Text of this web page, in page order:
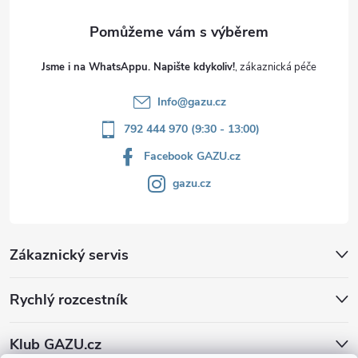
Jsme i na WhatsAppu. Napište kdykoliv!
Info@gazu.cz
792 444 970 (9:30 - 13:00)
Facebook GAZU.cz
gazu.cz
Zákaznický servis
Rychlý rozcestník
Klub GAZU.cz